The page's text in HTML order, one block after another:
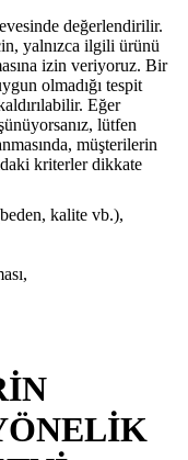
değerlendirilir.
yalnızca ilgili ürünü
izin veriyoruz. Bir
olmadığı tespit
Eğer
lütfen
müşterilerin
kriterler dikkate
kalite vb.),